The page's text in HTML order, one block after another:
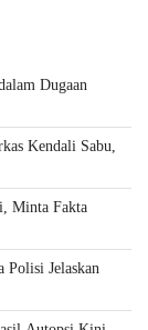
Dugaan
Kendali Sabu,
Minta Fakta
Polisi Jelaskan